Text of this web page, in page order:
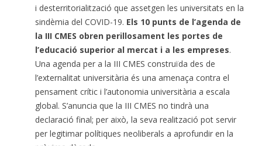
i desterritorialització que assetgen les universitats en la
sindèmia del COVID-19. Els 10 punts de l’agenda de
la III CMES obren perillosament les portes de
l’educació superior al mercat i a les empreses.
Una agenda per a la III CMES construïda des de
l’externalitat universitària és una amenaça contra el
pensament crític i l’autonomia universitària a escala
global. S’anuncia que la III CMES no tindrà una
declaració final; per això, la seva realització pot servir
per legitimar polítiques neoliberals a aprofundir en la